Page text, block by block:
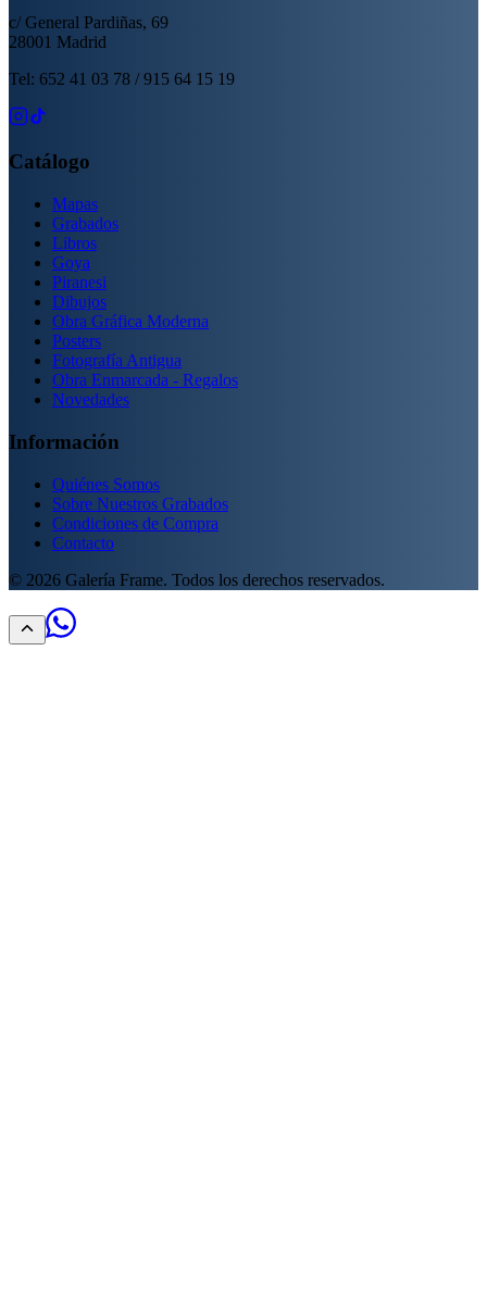
c/ General Pardiñas, 69
28001 Madrid
Tel: 652 41 03 78 / 915 64 15 19
Catálogo
Mapas
Grabados
Libros
Goya
Piranesi
Dibujos
Obra Gráfica Moderna
Posters
Fotografía Antigua
Obra Enmarcada - Regalos
Novedades
Información
Quiénes Somos
Sobre Nuestros Grabados
Condiciones de Compra
Contacto
© 2026 Galería Frame. Todos los derechos reservados.